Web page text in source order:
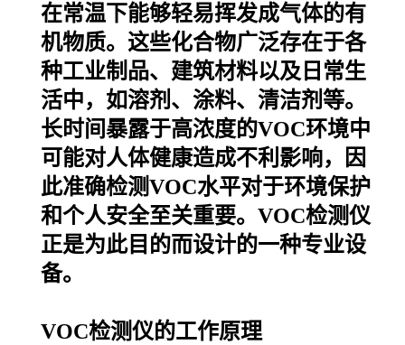
在常温下能够轻易挥发成气体的有
机物质。这些化合物广泛存在于各
种工业制品、建筑材料以及日常生
活中，如溶剂、涂料、清洁剂等。
长时间暴露于高浓度的VOC环境中
可能对人体健康造成不利影响，因
此准确检测VOC水平对于环境保护
和个人安全至关重要。VOC检测仪
正是为此目的而设计的一种专业设
备。
VOC检测仪的工作原理